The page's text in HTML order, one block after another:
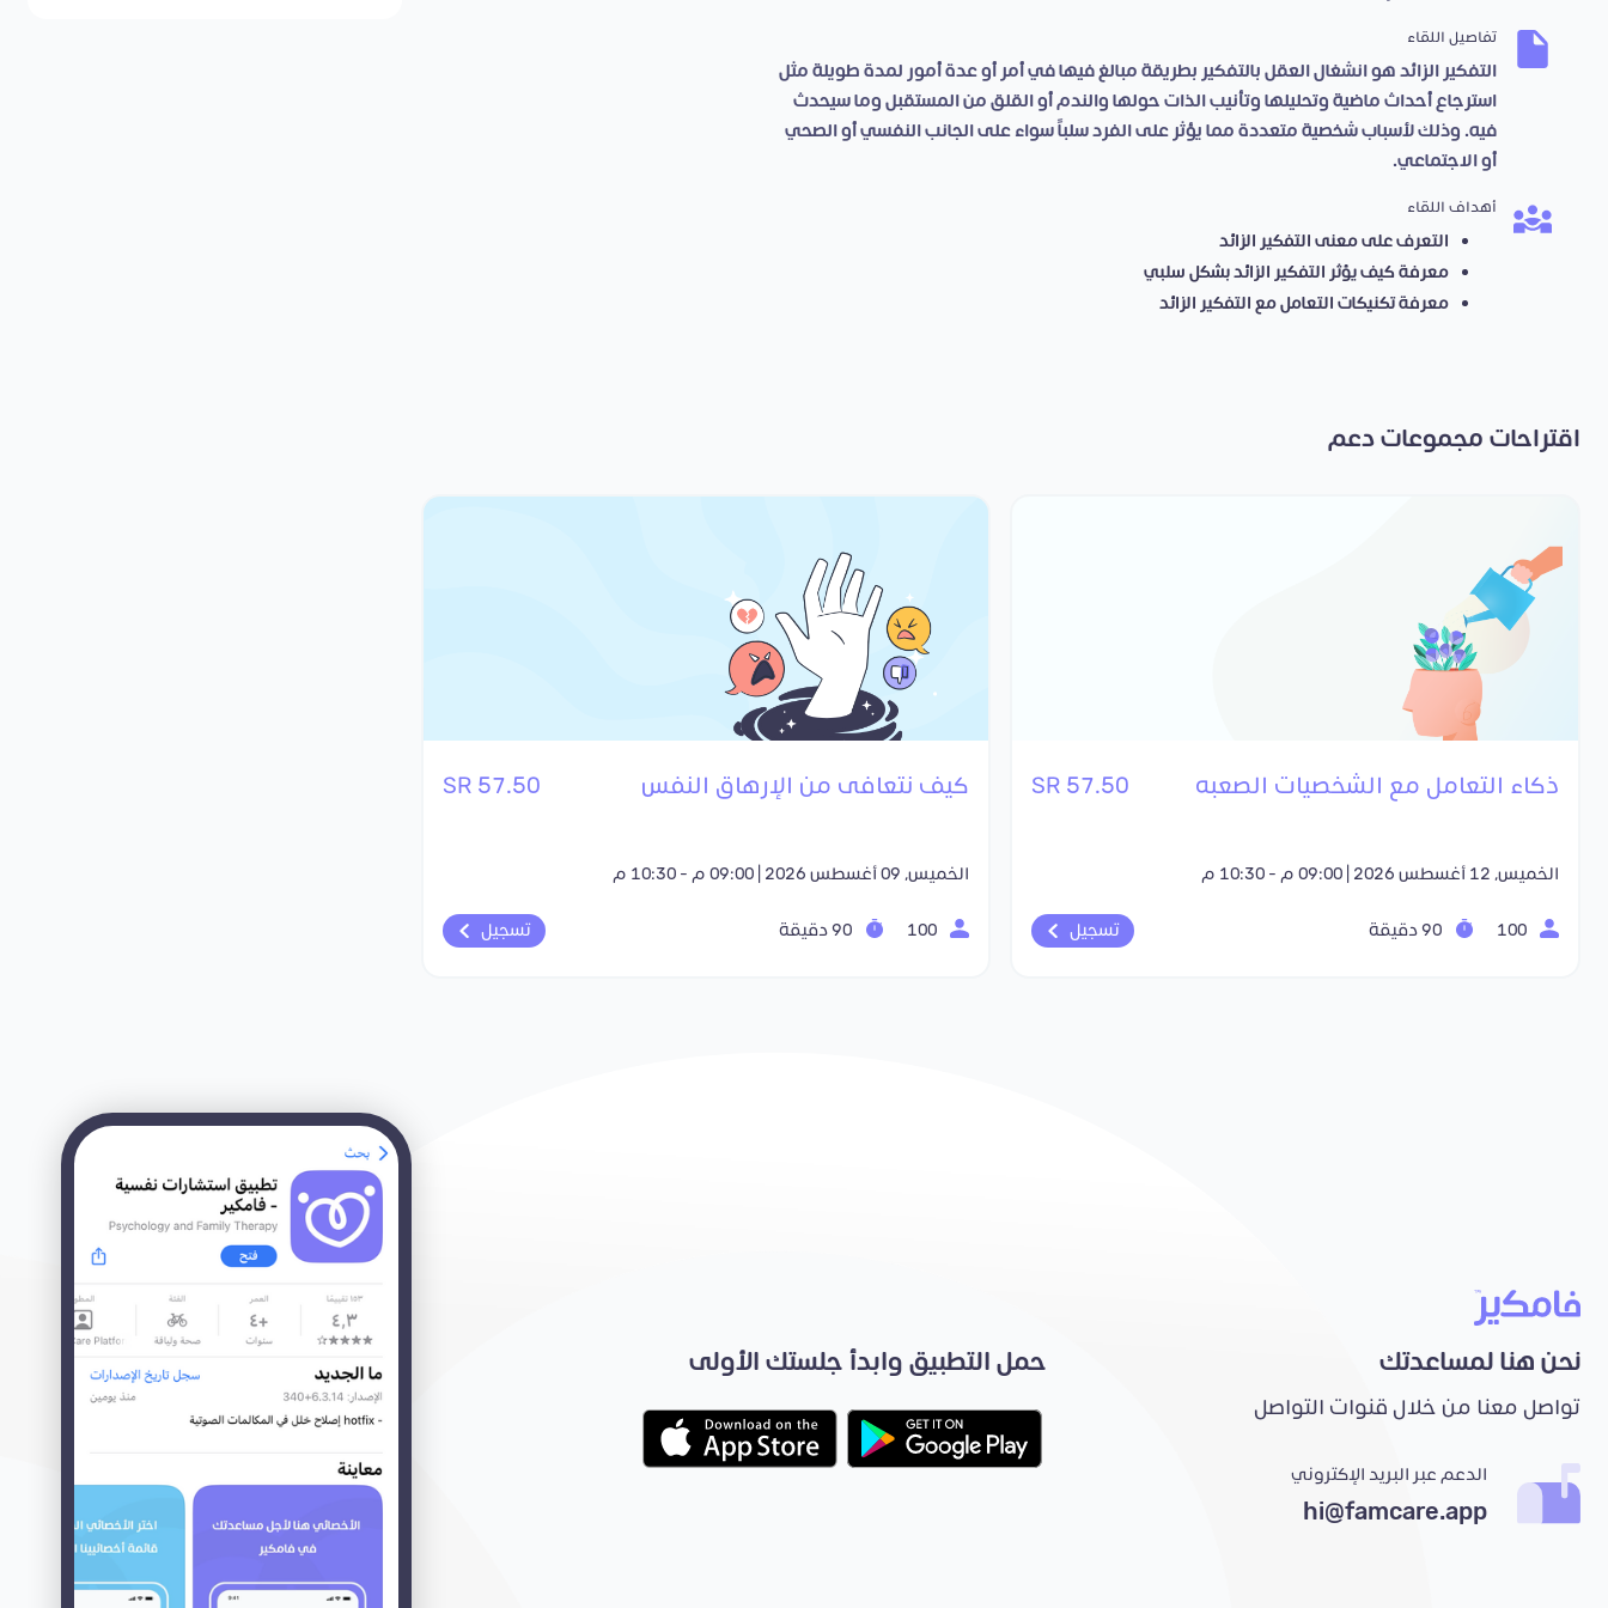
تفاصيل اللقاء
التفكير الزائد هو انشغال العقل بالتفكير بطريقة مبالغ فيها في أمر أو عدة أمور لمدة طويلة مثل
استرجاع أحداث ماضية وتحليلها وتأنيب الذات حولها والندم أو القلق من المستقبل وما سيحدث
فيه. وذلك لأسباب شخصية متعددة مما يؤثر على الفرد سلباً سواء على الجانب النفسي أو الصحي
أو الاجتماعي.
أهداف اللقاء
التعرف على معنى التفكير الزائد
معرفة كيف يؤثر التفكير الزائد بشكل سلبي
معرفة تكنيكات التعامل مع التفكير الزائد
اقتراحات مجموعات دعم
ذكاء التعامل مع الشخصيات الصعبه 57.50 SR
الخميس, 12 أغسطس 2026 | 09:00 م - 10:30 م
تسجيل
كيف نتعافى من الإرهاق النفس 57.50 SR
الخميس, 09 أغسطس 2026 | 09:00 م - 10:30 م
تسجيل
نحن هنا لمساعدتك
تواصل معنا من خلال قنوات التواصل
الدعم عبر البريد الإكتروني
hi@famcare.app
حمل التطبيق وابدأ جلستك الأولى